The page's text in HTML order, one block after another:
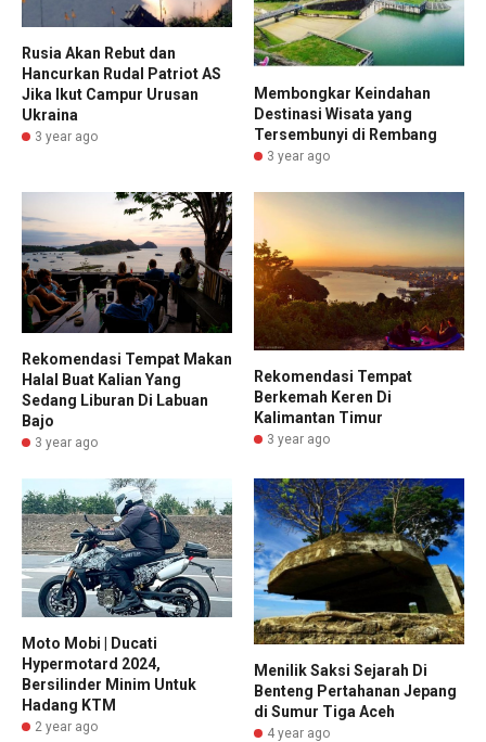
Rusia Akan Rebut dan
Hancurkan Rudal Patriot AS
Jika Ikut Campur Urusan
Ukraina
3 year ago
Membongkar Keindahan
Destinasi Wisata yang
Tersembunyi di Rembang
3 year ago
Rekomendasi Tempat Makan
Halal Buat Kalian Yang
Sedang Liburan Di Labuan
Bajo
3 year ago
Rekomendasi Tempat
Berkemah Keren Di
Kalimantan Timur
3 year ago
Moto Mobi | Ducati
Hypermotard 2024,
Bersilinder Minim Untuk
Hadang KTM
2 year ago
Menilik Saksi Sejarah Di
Benteng Pertahanan Jepang
di Sumur Tiga Aceh
4 year ago